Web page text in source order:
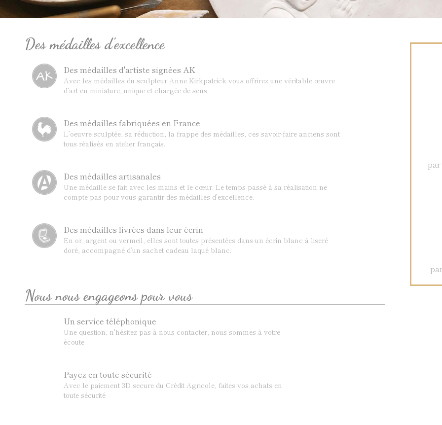
Des médailles d'excellence
Des médailles d'artiste signées AK
Avec les médailles du sculpteur Anne Kirkpatrick vous offrirez une véritable œuvre
d’art en miniature, unique et chargée de sens
Des médailles fabriquées en France
L’oeuvre sculptée, sa réduction, la frappe des médailles, ces savoir-faire anciens sont
tous réalisés en atelier français.
Des médailles artisanales
Une médaille se fait avec les mains et le cœur. Le temps passé à sa réalisation ne
compte pas pour vous garantir des médailles d’excellence.
Des médailles livrées dans leur écrin
En or, argent ou vermeil, elles sont toutes présentées dans un écrin blanc à liseré
doré, accompagné d’un sachet cadeau laqué blanc.
Nous nous engageons pour vous
Un service téléphonique
Une question, n'hésitez pas à nous contacter, nous sommes à votre
écoute
Payez en toute sécurité
Avec le paiement 3D secure du Crédit Agricole, faites vos achats en
toute sécurité